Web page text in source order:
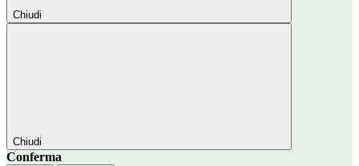
Chiudi
Chiudi
Conferma